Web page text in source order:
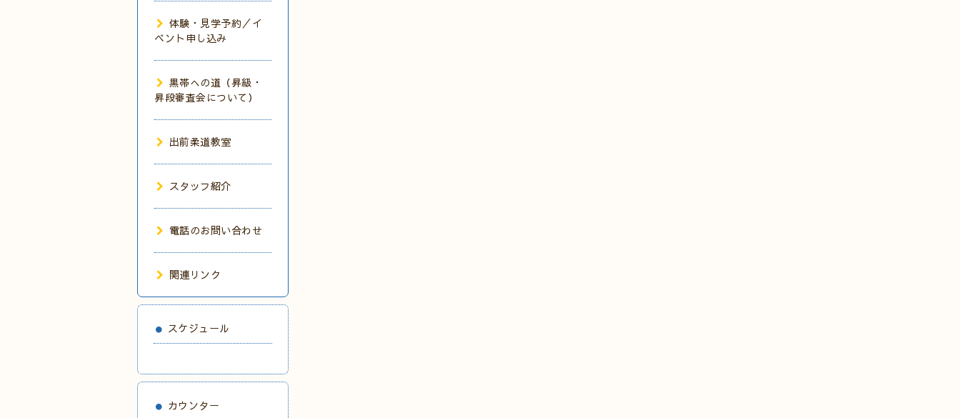
体験・見学予約／イ
ベント申し込み
黒帯への道（昇級・
昇段審査会について）
出前柔道教室
スタッフ紹介
電話のお問い合わせ
関連リンク
スケジュール
カウンター